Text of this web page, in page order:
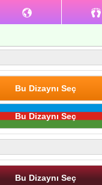
Bu Dizaynı Seç
Bu Dizaynı Seç
Bu Dizaynı Seç